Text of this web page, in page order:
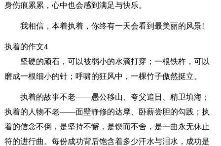
身伤痕累累，心中也会感到满足与快乐。
我相信，本着执着，你终有一天会看到最美丽的风景!
执着的作文4
坚硬的顽石，可以被弱小的水滴打穿；一根铁杵，可以
磨成一根细小的针；呼啸的狂风中，一棵竹子傲然挺立。
执着的故事不老——愚公移山、夸父追日、精卫填海；
执着的人物不老——面壁静修的达摩、卧薪尝胆的勾践；执
着的信念不倒，是坚持不懈，是锲而不舍，是一曲永无休止
符的进行曲。每份成功背后饱含着多少汗水与泪水，成功是